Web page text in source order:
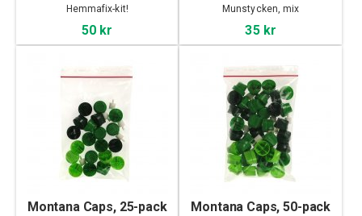
Hemmafix-kit!
50 kr
Munstycken, mix
35 kr
Montana Caps, 25-pack Montana Caps, 50-pack